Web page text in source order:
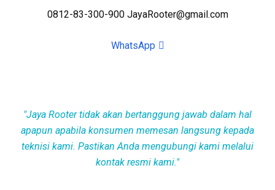
0812-83-300-900 JayaRooter@gmail.com
WhatsApp
Jaya Rooter tidak akan bertanggung jawab dalam hal
apapun apabila konsumen memesan langsung kepada
teknisi kami. Pastikan Anda mengubungi kami melalui
kontak resmi kami.